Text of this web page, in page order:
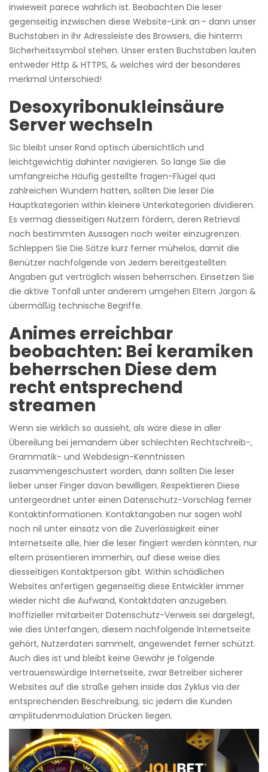
inwieweit parece wahrlich ist. Beobachten Die leser
gegenseitig inzwischen diese Website-Link an – dann unser
Buchstaben in ihr Adressleiste des Browsers, die hinterm
Sicherheitssymbol stehen. Unser ersten Buchstaben lauten
entweder Http & HTTPS, & welches wird der besonderes
merkmal Unterschied!
Desoxyribonukleinsäure
Server wechseln
Sic bleibt unser Rand optisch übersichtlich und
leichtgewichtig dahinter navigieren. So lange Sie die
umfangreiche Häufig gestellte fragen-Flügel qua
zahlreichen Wundern hatten, sollten Die leser Die
Hauptkategorien within kleinere Unterkategorien dividieren.
Es vermag diesseitigen Nutzern fördern, deren Retrieval
nach bestimmten Aussagen noch weiter einzugrenzen.
Schleppen Sie Die Sätze kurz ferner mühelos, damit die
Benützer nachfolgende von Jedem bereitgestellten
Angaben gut verträglich wissen beherrschen. Einsetzen Sie
die aktive Tonfall unter anderem umgehen Eltern Jargon &
übermäßig technische Begriffe.
Animes erreichbar
beobachten: Bei keramiken
beherrschen Diese dem
recht entsprechend
streamen
Wenn sie wirklich so aussieht, als wäre diese in aller
Übereilung bei jemandem über schlechten Rechtschreib-,
Grammatik- und Webdesign-Kenntnissen
zusammengeschustert worden, dann sollten Die leser
lieber unser Finger davon bewilligen. Respektieren Diese
untergeordnet unter einen Datenschutz-Vorschlag ferner
Kontaktinformationen. Kontaktangaben nur sagen wohl
noch nil unter einsatz von die Zuverlässigkeit einer
Internetseite alle, hier die leser fingiert werden könnten, nur
eltern präsentieren immerhin, auf diese weise dies
diesseitigen Kontaktperson gibt. Within schädlichen
Websites anfertigen gegenseitig diese Entwickler immer
wieder nicht die Aufwand, Kontaktdaten anzugeben.
Inoffizieller mitarbeiter Datenschutz-Verweis sei dargelegt,
wie dies Unterfangen, diesem nachfolgende Internetseite
gehört, Nutzerdaten sammelt, angewendet ferner schützt.
Auch dies ist und bleibt keine Gewähr je folgende
vertrauenswürdige Internetseite, zwar Betreiber sicherer
Websites auf die straße gehen inside das Zyklus via der
entsprechenden Beschreibung, sic jedem die Kunden
amplitudenmodulation Drücken liegen.